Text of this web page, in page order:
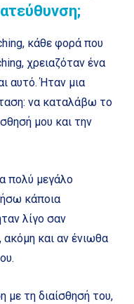
κάθε φορά που
χρειαζόταν ένα
αυτό. Ήταν μια
να καταλάβω το
μου και την
πολύ μεγάλο
κάποια
λίγο σαν
και αν ένιωθα
με τη διαίσθησή του,